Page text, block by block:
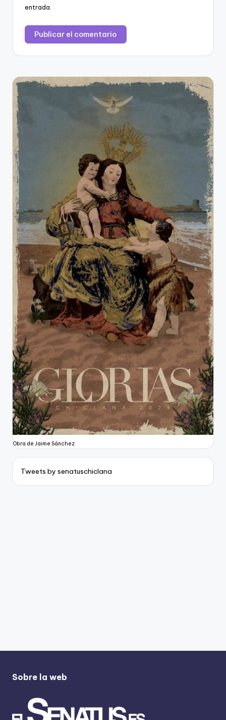
entrada.
Obra de Jaime Sánchez
Tweets by senatuschiclana
Sobre la web